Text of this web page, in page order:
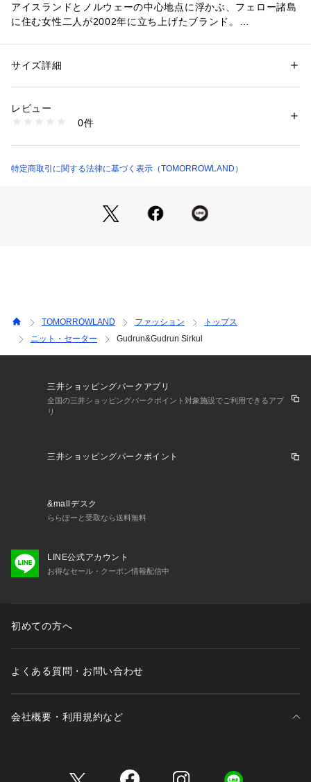
アイスランドとノルウェーの中心地点に浮かぶ、フェロー諸島
に住む女性二人が2002年に立ち上げたブランド。
ローゲージ独特のボリューム感や風合いが魅力的。
さい
店舗にお問い合わせの際は、下記の商品番号をお申し付けくだ
性別：レディース
素材：分類外繊維（ミルク繊維）100％
洗濯：洗濯機、漂白不可、タンブル乾燥不可、自然乾燥、アイロン仕上げ
可、ドライ不可
商品番号：1095000015282 （モール）
サイズ詳細
レビュー
0件
特定商取引に関する法律に基づく表示（TOMORROWLAND）
TOMORROWLAND ファッション
トップス
ニット・セーター
Gudrun&Gudrun Sirkul
三井ショッピングパークアプリ
全国の三井ショッピングパークポイント対象施設でご利用できるアプ
リ
三井ショッピングパークポイント
&mallデスク
ららぽーと受取なら送料無料
LINE公式アカウント
お得なセール・クーポン情報配信中
初めての方へ
よくある質問・お問い合わせ
会社概要・利用規約など